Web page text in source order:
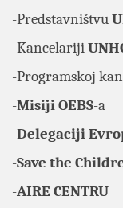
-Predstavništvu
-Kancelariji
-Programskoj
-Misiji OEBS-a
-Delegaciji
-Save the
-AIRE CENTRU